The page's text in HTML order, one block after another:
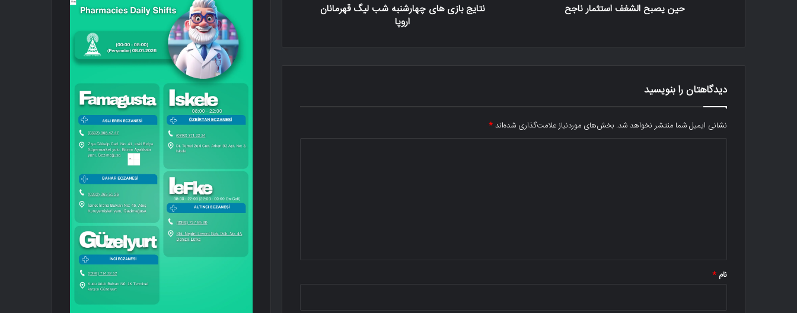
حين يصبح الشغف استثمار ناجح
نتایج بازی های چهارشنبه شب لیگ قهرمانان
اروپا
دیدگاهتان را بنویسید
نشانی ایمیل شما منتشر نخواهد شد. بخش‌های موردنیاز علامت‌گذاری شده‌اند*
نام *